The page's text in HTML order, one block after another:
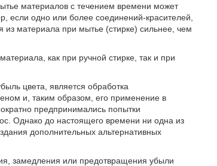
материалов с течением времени может
если одно или более соединений-красителей,
материала при мытье (стирке) сильнее, чем
как при ручной стирке, так и при
цвета, является обработка
и, таким образом, его применение в
предпринимались попытки
Однако до настоящего времени ни одна из
дополнительных альтернативных
замедления или предотвращения убыли